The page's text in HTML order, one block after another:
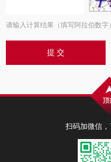
请输入计算结果（填写阿拉伯数字
扫码加微信